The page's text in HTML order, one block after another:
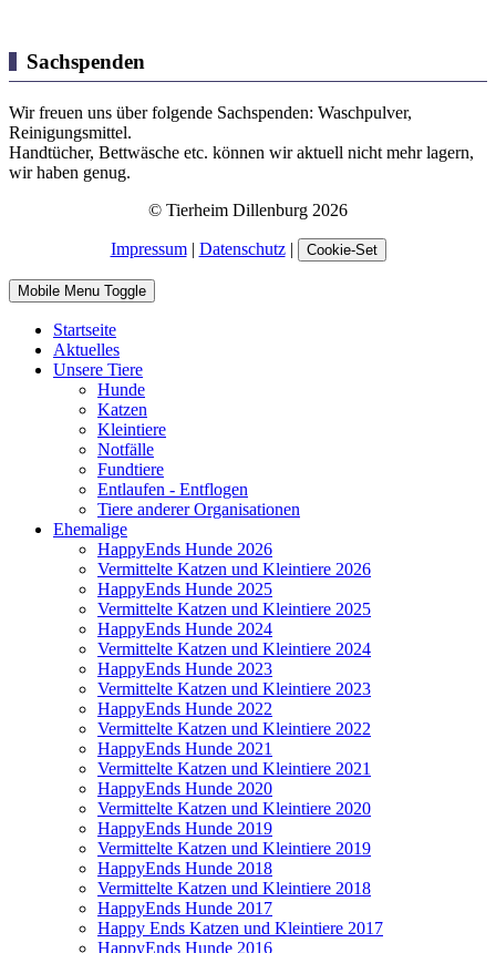
Sachspenden
Wir freuen uns über folgende Sachspenden: Waschpulver,
Reinigungsmittel.
Handtücher, Bettwäsche etc. können wir aktuell nicht mehr lagern,
wir haben genug.
© Tierheim Dillenburg 2026
Impressum| Datenschutz| Cookie-Set
Mobile Menu Toggle
Startseite
Aktuelles
Unsere Tiere
Hunde
Katzen
Kleintiere
Notfälle
Fundtiere
Entlaufen - Entflogen
Tiere anderer Organisationen
Ehemalige
HappyEnds Hunde 2026
Vermittelte Katzen und Kleintiere 2026
HappyEnds Hunde 2025
Vermittelte Katzen und Kleintiere 2025
HappyEnds Hunde 2024
Vermittelte Katzen und Kleintiere 2024
HappyEnds Hunde 2023
Vermittelte Katzen und Kleintiere 2023
HappyEnds Hunde 2022
Vermittelte Katzen und Kleintiere 2022
HappyEnds Hunde 2021
Vermittelte Katzen und Kleintiere 2021
HappyEnds Hunde 2020
Vermittelte Katzen und Kleintiere 2020
HappyEnds Hunde 2019
Vermittelte Katzen und Kleintiere 2019
HappyEnds Hunde 2018
Vermittelte Katzen und Kleintiere 2018
HappyEnds Hunde 2017
Happy Ends Katzen und Kleintiere 2017
HappyEnds Hunde 2016